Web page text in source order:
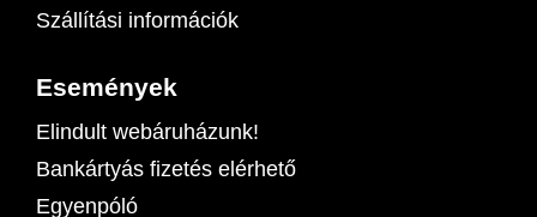
Szállítási információk
Események
Elindult webáruházunk!
Bankártyás fizetés elérhető
Egyenpóló